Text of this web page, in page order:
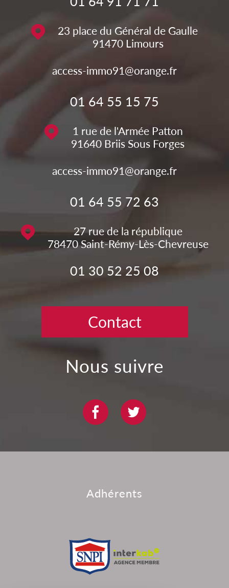
23 place du Général de Gaulle
91470 Limours
access-immo91@orange.fr
01 64 55 15 75
1 rue de l'Armée Patton
91640 Briis Sous Forges
access-immo91@orange.fr
01 64 55 72 63
27 rue de la république
78470 Saint-Rémy-Lès-Chevreuse
01 30 52 25 08
Contact
nous suivre
adhérents